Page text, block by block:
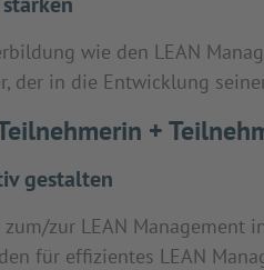
wie den LEAN
der in die Entwicklung
+
gestalten
zur LEAN Management
für effizientes LEAN